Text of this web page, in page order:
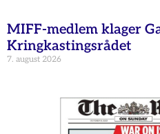
MIFF-medlem klager
Kringkastingsrådet
7. august 2026